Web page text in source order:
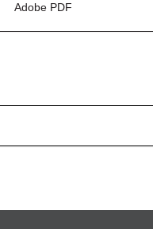
Adobe PDF